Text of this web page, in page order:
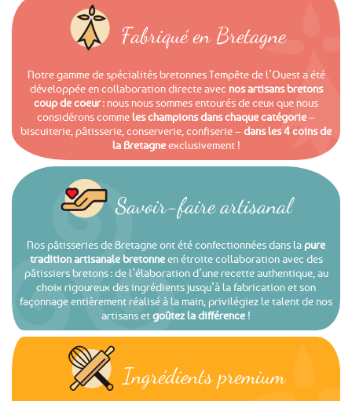
Fabriqué en Bretagne
Notre gamme de spécialités bretonnes Tempête de l’Ouest a été
développée en collaboration directe avec nos artisans bretons
coup de coeur: nous nous sommes entourés de ceux que nous
considérons comme les champions dans chaque catégorie–
biscuiterie, pâtisserie, conserverie, confiserie –dans les 4 coins de
la Bretagneexclusivement !
Savoir-faire artisanal
Nos pâtisseries de Bretagne ont été confectionnées dans la pure
tradition artisanale bretonneen étroite collaboration avec des
pâtissiers bretons : de l’élaboration d’une recette authentique, au
choix rigoureux des ingrédients jusqu’à la fabrication et son
façonnage entièrement réalisé à la main, privilégiez le talent de nos
artisans etgoûtez la différence !
Ingrédients premium